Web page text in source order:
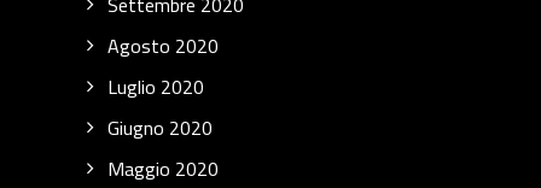
Agosto 2020
Luglio 2020
Giugno 2020
Maggio 2020